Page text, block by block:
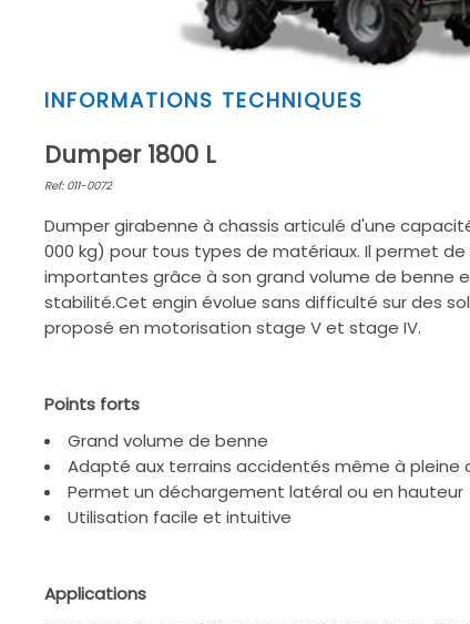
Item
of
2
INFORMATIONS TECHNIQUES
Dumper 1800 L
Ref: 011-0072
Dumper girabenne à chassis articulé d'une
000 kg) pour tous types de matériaux. Il permet
importantes grâce à son grand volume de benne
stabilité.Cet engin évolue sans difficulté sur des
proposé en motorisation stage V et stage IV.
Points forts
Grand volume de benne
Adapté aux terrains accidentés même à pleine
Permet un déchargement latéral ou en hauteur
Utilisation facile et intuitive
Applications